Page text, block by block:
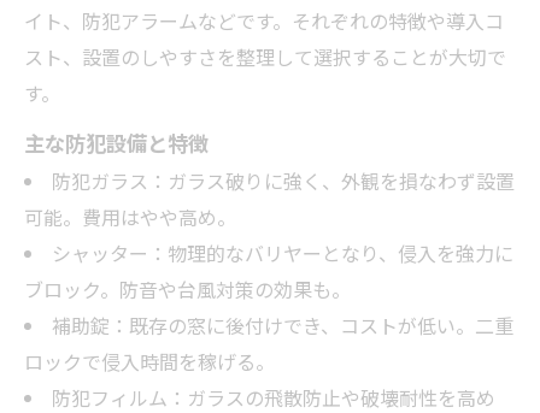
イト、防犯アラームなどです。それぞれの特徴や導入コ
スト、設置のしやすさを整理して選択することが大切で
す。
主な防犯設備と特徴
防犯ガラス：ガラス破りに強く、外観を損なわず設置
可能。費用はやや高め。
シャッター：物理的なバリヤーとなり、侵入を強力に
ブロック。防音や台風対策の効果も。
補助錠：既存の窓に後付けでき、コストが低い。二重
ロックで侵入時間を稼げる。
防犯フィルム：ガラスの飛散防止や破壊耐性を高め